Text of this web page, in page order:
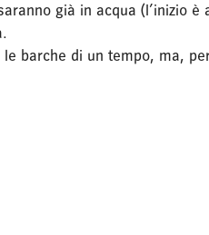
già in acqua (l’inizio
barche di un tempo, ma,